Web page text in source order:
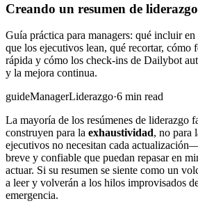
Creando un resumen de
Guía práctica para managers: qué incluir
que los ejecutivos lean, qué recortar, cómo
rápida y cómo los check-ins de Dailybot
y la mejora continua.
guideManagerLiderazgo·6 min read
La mayoría de los resúmenes de liderazgo
construyen para la exhaustividad, no para
ejecutivos no necesitan cada
breve y confiable que puedan repasar en
actuar. Si su resumen se siente como un
a leer y volverán a los hilos improvisados
emergencia.